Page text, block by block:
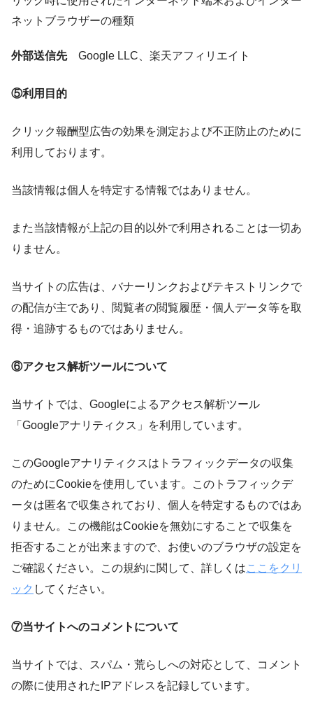
ネットブラウザーの種類
外部送信先 Google LLC、楽天アフィリエイト
⑤利用目的
クリック報酬型広告の効果を測定および不正防止のために
利用しております。
当該情報は個人を特定する情報ではありません。
また当該情報が上記の目的以外で利用されることは一切あ
りません。
当サイトの広告は、バナーリンクおよびテキストリンクで
の配信が主であり、閲覧者の閲覧履歴・個人データ等を取
得・追跡するものではありません。
⑥アクセス解析ツールについて
当サイトでは、Googleによるアクセス解析ツール
「Googleアナリティクス」を利用しています。
このGoogleアナリティクスはトラフィックデータの収集
のためにCookieを使用しています。このトラフィックデ
ータは匿名で収集されており、個人を特定するものではあ
りません。この機能はCookieを無効にすることで収集を
拒否することが出来ますので、お使いのブラウザの設定を
ご確認ください。この規約に関して、詳しくはここをクリ
ック してください。
⑦当サイトへのコメントについて
当サイトでは、スパム・荒らしへの対応として、コメント
の際に使用されたIPアドレスを記録しています。